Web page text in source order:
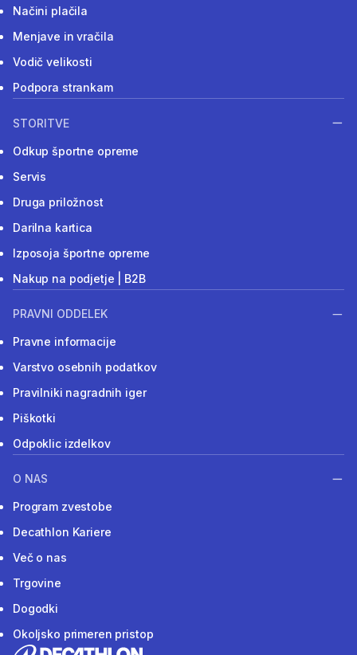
Načini plačila
Menjave in vračila
Vodič velikosti
Podpora strankam
STORITVE
Odkup športne opreme
Servis
Druga priložnost
Darilna kartica
Izposoja športne opreme
Nakup na podjetje | B2B
PRAVNI ODDELEK
Pravne informacije
Varstvo osebnih podatkov
Pravilniki nagradnih iger
Piškotki
Odpoklic izdelkov
O NAS
Program zvestobe
Decathlon Kariere
Več o nas
Trgovine
Dogodki
Okoljsko primeren pristop